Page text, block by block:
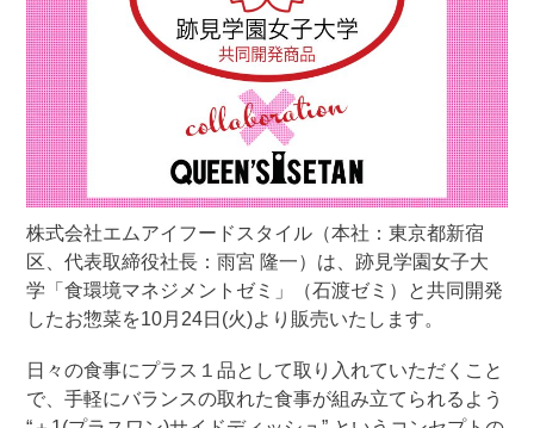
株式会社エムアイフードスタイル（本社：東京都新宿
区、代表取締役社長：雨宮 隆一）は、跡見学園女子大
学「食環境マネジメントゼミ」（石渡ゼミ）と共同開発
したお惣菜を10月24日(火)より販売いたします。
日々の食事にプラス１品として取り入れていただくこと
で、手軽にバランスの取れた食事が組み立てられるよう